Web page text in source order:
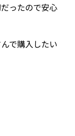
ったので安心
で購入したい